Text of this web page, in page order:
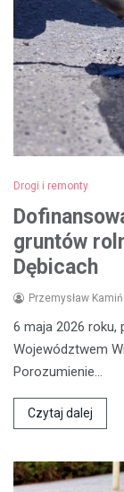
Drogi i remonty
gruntów
Dębicach
Przemysław
6 maja 2026
Województwem
Porozumienie…
Czytaj dalej